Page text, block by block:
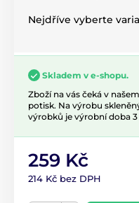
Nejdříve vyberte
Skladem v e-shopu.
Zboží na vás čeká v
potisk. Na výrobu
výrobků je výrobní doba
259 Kč
214 Kč bez DPH